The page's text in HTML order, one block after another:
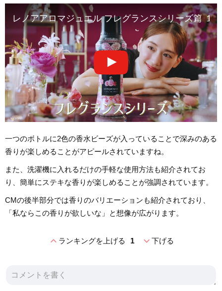
レノアアロマジュエル フレグランスシリーズ篇 １
一つのボトルに2色の香水ビーズが入っていることで深みのある
香りが楽しめることがアピールされていますね。
また、洗濯機に入れるだけの手軽な使用方法も紹介されてお
り、簡単にステキな香りが楽しめることが強調されています。
CMの後半部分では香りのバリエーションも紹介されており、
「私ならこの香りが欲しいな」と想像が広がります。
expand_lessランキングを上げる 1 expand_more下げる